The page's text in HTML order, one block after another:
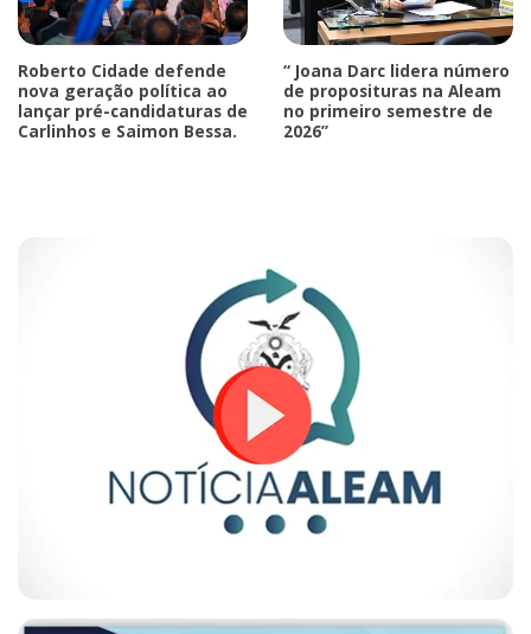
Roberto Cidade defende
nova geração política ao
lançar pré-candidaturas de
Carlinhos e Saimon Bessa.
“ Joana Darc lidera número
de proposituras na Aleam
no primeiro semestre de
2026”